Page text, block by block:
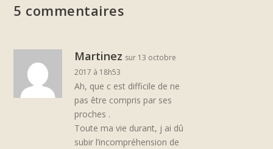
5 commentaires
Martinez sur 13 octobre
2017 à 18h53
Ah, que c est difficile de ne
pas être compris par ses
proches .
Toute ma vie durant, j ai dû
subir l’incompréhension de